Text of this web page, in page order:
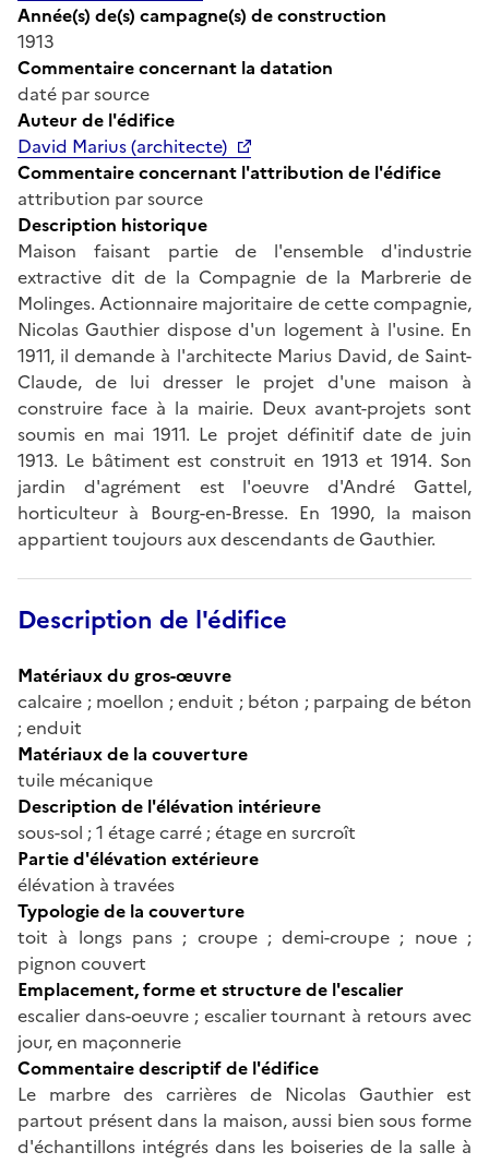
Année(s) de(s) campagne(s) de construction
1913
Commentaire concernant la datation
daté par source
Auteur de l'édifice
David Marius (architecte)
Commentaire concernant l'attribution de l'édifice
attribution par source
Description historique
Maison faisant partie de l'ensemble d'industrie
extractive dit de la Compagnie de la Marbrerie de
Molinges. Actionnaire majoritaire de cette compagnie,
Nicolas Gauthier dispose d'un logement à l'usine. En
1911, il demande à l'architecte Marius David, de Saint-
Claude, de lui dresser le projet d'une maison à
construire face à la mairie. Deux avant-projets sont
soumis en mai 1911. Le projet définitif date de juin
1913. Le bâtiment est construit en 1913 et 1914. Son
jardin d'agrément est l'oeuvre d'André Gattel,
horticulteur à Bourg-en-Bresse. En 1990, la maison
appartient toujours aux descendants de Gauthier.
Description de l'édifice
Matériaux du gros-œuvre
calcaire ; moellon ; enduit ; béton ; parpaing de béton
; enduit
Matériaux de la couverture
tuile mécanique
Description de l'élévation intérieure
sous-sol ; 1 étage carré ; étage en surcroît
Partie d'élévation extérieure
élévation à travées
Typologie de la couverture
toit à longs pans ; croupe ; demi-croupe ; noue ;
pignon couvert
Emplacement, forme et structure de l'escalier
escalier dans-oeuvre ; escalier tournant à retours avec
jour, en maçonnerie
Commentaire descriptif de l'édifice
Le marbre des carrières de Nicolas Gauthier est
partout présent dans la maison, aussi bien sous forme
d'échantillons intégrés dans les boiseries de la salle à